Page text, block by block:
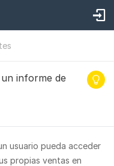
informe de
usuario pueda acceder
propias ventas en